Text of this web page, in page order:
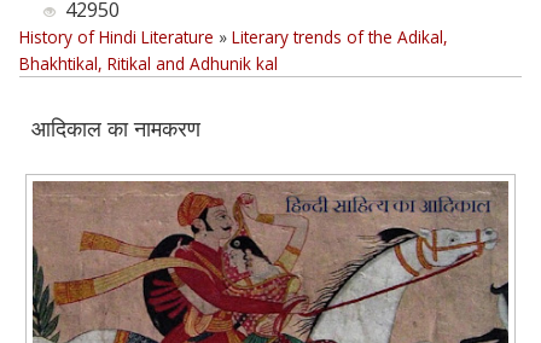
42950
History of Hindi Literature » Literary trends of the Adikal,
Bhakhtikal, Ritikal and Adhunik kal
आदिकाल का नामकरण